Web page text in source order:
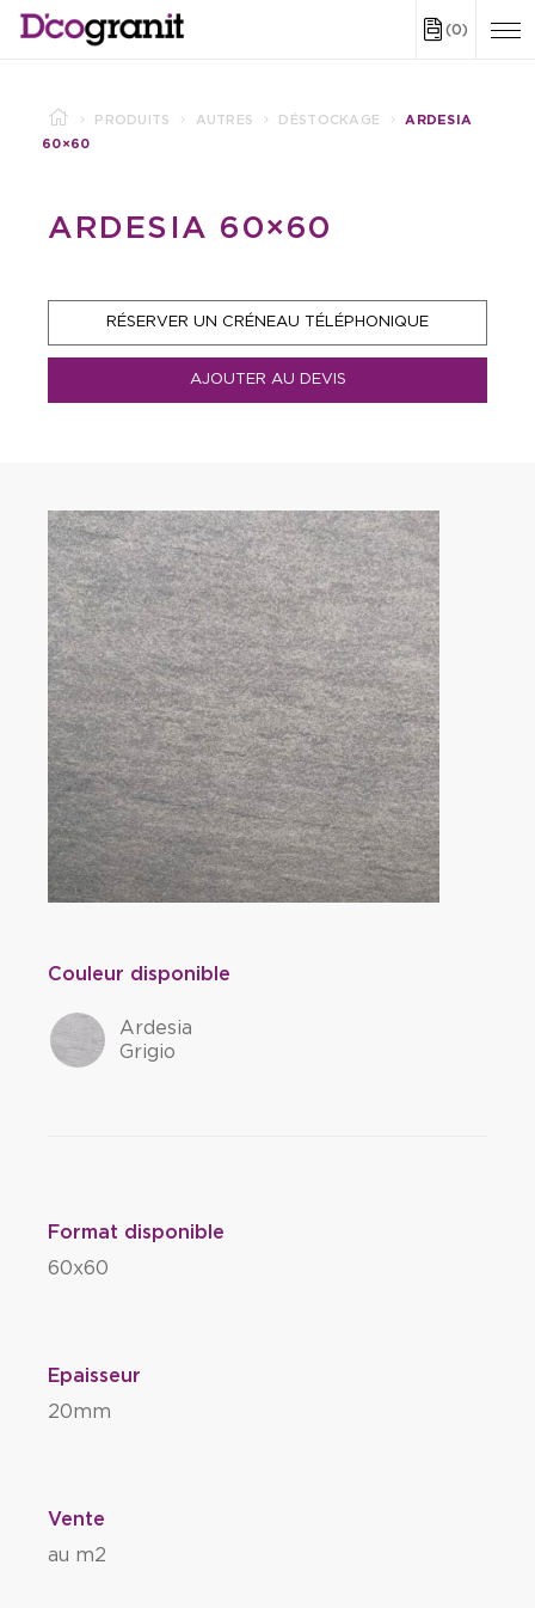
(0)
PRODUITS AUTRES DÉSTOCKAGE
ARDESIA
60×60
ARDESIA 60×60
RÉSERVER UN CRÉNEAU TÉLÉPHONIQUE
AJOUTER AU DEVIS
Couleur disponible
Ardesia
Grigio
Format disponible
60x60
Epaisseur
20mm
Vente
au m2